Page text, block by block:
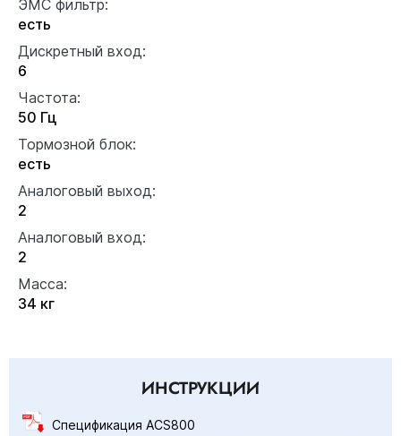
ЭМС фильтр:
есть
Дискретный вход:
6
Частота:
50 Гц
Тормозной блок:
есть
Аналоговый выход:
2
Аналоговый вход:
2
Масса:
34 кг
ИНСТРУКЦИИ
Спецификация ACS800